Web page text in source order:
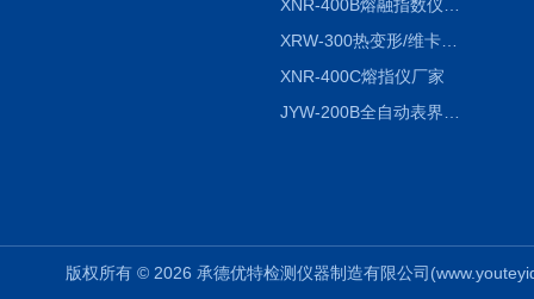
XRW-300热变形/维卡软化点温度测定仪
XNR-400C熔指仪厂家
版权所有 © 2026 承德优特检测仪器制造有限公司